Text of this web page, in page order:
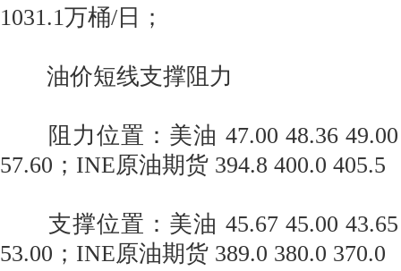
1031.1万桶/日；
油价短线支撑阻力
阻力位置：美油 47.00 48.36 49.00
57.60；INE原油期货 394.8 400.0 405.5
支撑位置：美油 45.67 45.00 43.65
53.00；INE原油期货 389.0 380.0 370.0